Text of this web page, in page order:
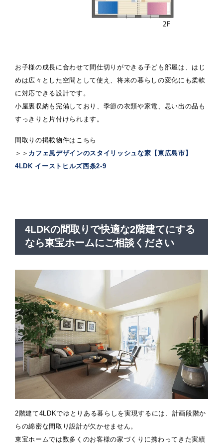
お子様の成長に合わせて間仕切りができる子ども部屋は、はじ
めは広々とした空間として使え、将来の暮らしの変化にも柔軟
に対応できる設計です。
小屋裏収納も完備しており、季節の衣類や家電、思い出の品も
すっきりと片付けられます。
間取りの掲載物件はこちら
＞＞ カフェ風デザインのスタイリッシュな家【東広島市】
4LDK イーストヒルズ西条2-9
4LDKの間取りで快適な2階建てにする
なら東宝ホームにご相談ください
2階建て4LDKでゆとりある暮らしを実現するには、計画段階か
らの綿密な間取り設計が欠かせません。
東宝ホームでは数多くのお客様の家づくりに携わってきた実績